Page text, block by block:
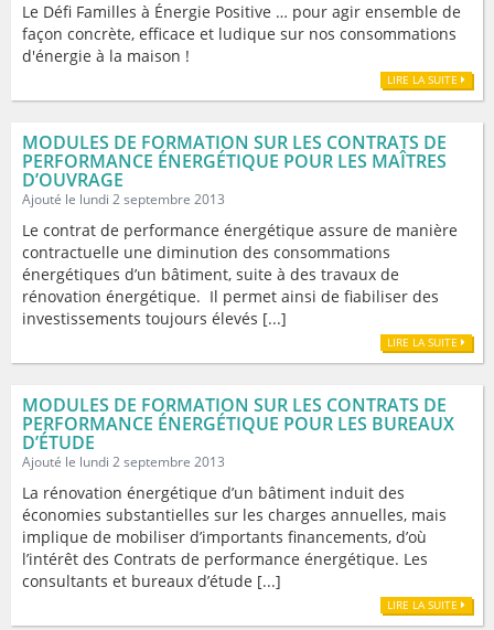
Le Défi Familles à Énergie Positive … pour agir ensemble de
façon concrète, efficace et ludique sur nos consommations
d'énergie à la maison !
LIRE LA SUITE
MODULES DE FORMATION SUR LES CONTRATS DE
PERFORMANCE ÉNERGÉTIQUE POUR LES MAÎTRES
D’OUVRAGE
Ajouté le lundi 2 septembre 2013
Le contrat de performance énergétique assure de manière
contractuelle une diminution des consommations
énergétiques d’un bâtiment, suite à des travaux de
rénovation énergétique. Il permet ainsi de fiabiliser des
investissements toujours élevés [...]
LIRE LA SUITE
MODULES DE FORMATION SUR LES CONTRATS DE
PERFORMANCE ÉNERGÉTIQUE POUR LES BUREAUX
D’ÉTUDE
Ajouté le lundi 2 septembre 2013
La rénovation énergétique d’un bâtiment induit des
économies substantielles sur les charges annuelles, mais
implique de mobiliser d’importants financements, d’où
l’intérêt des Contrats de performance énergétique. Les
consultants et bureaux d’étude [...]
LIRE LA SUITE